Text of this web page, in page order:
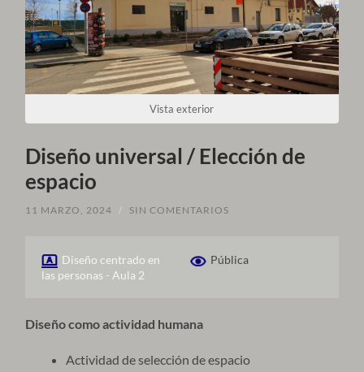
Vista exterior
Diseño universal / Elección de
espacio
11 MARZO, 2024 / SIN COMENTARIOS
Diseño centrado en
las personas - Aula 2
Pública
Diseño como actividad humana
Actividad de selección de espacio